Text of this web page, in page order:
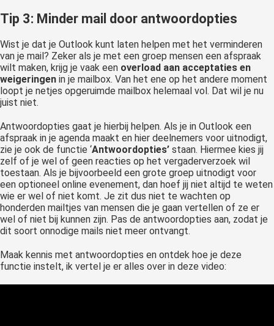
Tip 3: Minder mail door antwoordopties
Wist je dat je Outlook kunt laten helpen met het verminderen
van je mail? Zeker als je met een groep mensen een afspraak
wilt maken, krijg je vaak een overload aan acceptaties en
weigeringen in je mailbox. Van het ene op het andere moment
loopt je netjes opgeruimde mailbox helemaal vol. Dat wil je nu
juist niet.
Antwoordopties gaat je hierbij helpen. Als je in Outlook een
afspraak in je agenda maakt en hier deelnemers voor uitnodigt,
zie je ook de functie ‘Antwoordopties’ staan. Hiermee kies jij
zelf of je wel of geen reacties op het vergaderverzoek wil
toestaan. Als je bijvoorbeeld een grote groep uitnodigt voor
een optioneel online evenement, dan hoef jij niet altijd te weten
wie er wel of niet komt. Je zit dus niet te wachten op
honderden mailtjes van mensen die je gaan vertellen of ze er
wel of niet bij kunnen zijn. Pas de antwoordopties aan, zodat je
dit soort onnodige mails niet meer ontvangt.
Maak kennis met antwoordopties en ontdek hoe je deze
functie instelt, ik vertel je er alles over in deze video: